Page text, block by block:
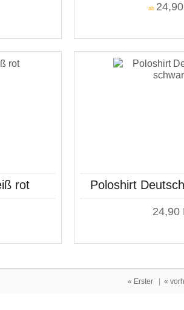
ab
rot
Poloshirt
24,90
« Erster «